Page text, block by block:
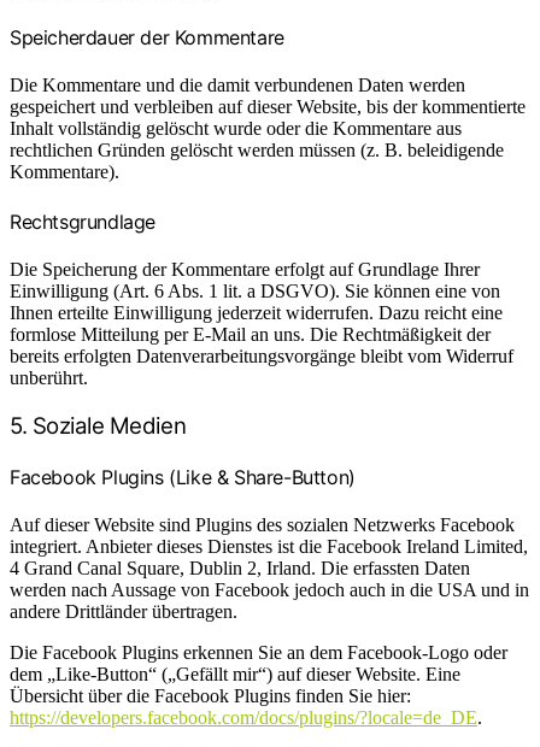
Speicherdauer der Kommentare
Die Kommentare und die damit verbundenen Daten werden
gespeichert und verbleiben auf dieser Website, bis der kommentierte
Inhalt vollständig gelöscht wurde oder die Kommentare aus
rechtlichen Gründen gelöscht werden müssen (z. B. beleidigende
Kommentare).
Rechtsgrundlage
Die Speicherung der Kommentare erfolgt auf Grundlage Ihrer
Einwilligung (Art. 6 Abs. 1 lit. a DSGVO). Sie können eine von
Ihnen erteilte Einwilligung jederzeit widerrufen. Dazu reicht eine
formlose Mitteilung per E-Mail an uns. Die Rechtmäßigkeit der
bereits erfolgten Datenverarbeitungsvorgänge bleibt vom Widerruf
unberührt.
5. Soziale Medien
Facebook Plugins (Like & Share-Button)
Auf dieser Website sind Plugins des sozialen Netzwerks Facebook
integriert. Anbieter dieses Dienstes ist die Facebook Ireland Limited,
4 Grand Canal Square, Dublin 2, Irland. Die erfassten Daten
werden nach Aussage von Facebook jedoch auch in die USA und in
andere Drittländer übertragen.
Die Facebook Plugins erkennen Sie an dem Facebook-Logo oder
dem „Like-Button“ („Gefällt mir“) auf dieser Website. Eine
Übersicht über die Facebook Plugins finden Sie hier:
https://developers.facebook.com/docs/plugins/?locale=de_DE.